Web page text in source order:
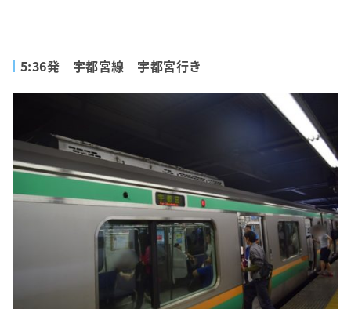
5:36発 宇都宮線 宇都宮行き